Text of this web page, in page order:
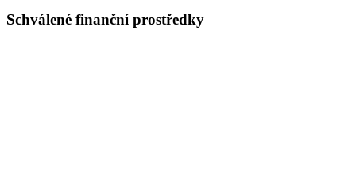
Schválené finanční prostředky